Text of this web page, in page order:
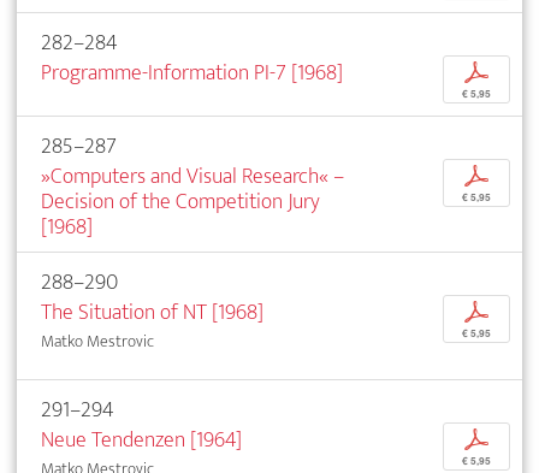
282–284
Programme-Information PI-7 [1968]
p
€ 5,95
285–287
»Computers and Visual Research« –
Decision of the Competition Jury
[1968]
p
€ 5,95
288–290
The Situation of NT [1968]
Matko Mestrovic
p
€ 5,95
291–294
Neue Tendenzen [1964]
p
€ 5,95